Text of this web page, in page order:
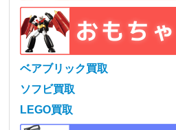
ベアブリック買取
ソフビ買取
LEGO買取